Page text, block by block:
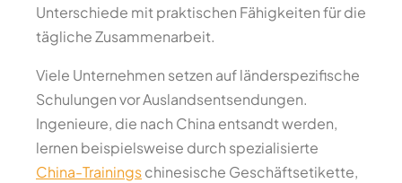
Unterschiede mit praktischen Fähigkeiten für die
tägliche Zusammenarbeit.
Viele Unternehmen setzen auf länderspezifische
Schulungen vor Auslandsentsendungen.
Ingenieure, die nach China entsandt werden,
lernen beispielsweise durch spezialisierte
China-Trainingschinesische Geschäftsetikette,